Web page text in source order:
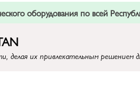
оборудования по всей
их привлекательным